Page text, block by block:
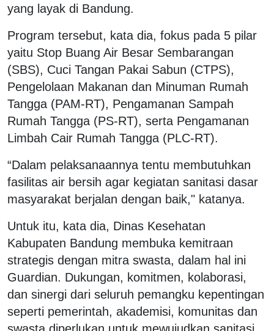
yang layak di Bandung.
Program tersebut, kata dia, fokus pada 5 pilar
yaitu Stop Buang Air Besar Sembarangan
(SBS), Cuci Tangan Pakai Sabun (CTPS),
Pengelolaan Makanan dan Minuman Rumah
Tangga (PAM-RT), Pengamanan Sampah
Rumah Tangga (PS-RT), serta Pengamanan
Limbah Cair Rumah Tangga (PLC-RT).
“Dalam pelaksanaannya tentu membutuhkan
fasilitas air bersih agar kegiatan sanitasi dasar
masyarakat berjalan dengan baik," katanya.
Untuk itu, kata dia, Dinas Kesehatan
Kabupaten Bandung membuka kemitraan
strategis dengan mitra swasta, dalam hal ini
Guardian. Dukungan, komitmen, kolaborasi,
dan sinergi dari seluruh pemangku kepentingan
seperti pemerintah, akademisi, komunitas dan